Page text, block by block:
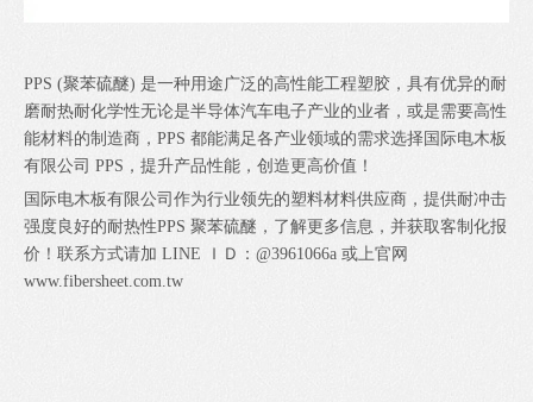
PPS (聚苯硫醚) 是一种用途广泛的高性能工程塑胶，具有优异的耐
磨耐热耐化学性无论是半导体汽车电子产业的业者，或是需要高性
能材料的制造商，PPS 都能满足各产业领域的需求选择 国际电木板
有限公司 PPS，提升产品性能，创造更高价值！
国际电木板有限公司 作为行业领先的塑料材料供应商，提供耐冲击
强度良好的耐热性PPS 聚苯硫醚，了解更多信息，并获取客制化报
价！联系方式请加 LINE ＩＤ：@3961066a 或上官网
www.fibersheet.com.tw